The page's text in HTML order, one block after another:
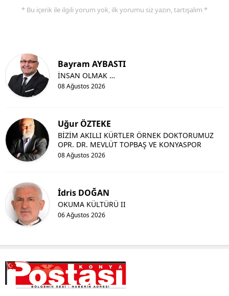
* Bu içerik ile ilgili yorum yok, ilk yorumu siz yazın, tartışalım *
Bayram AYBASTI
08 Ağustos 2026
İNSAN OLMAK …
Uğur ÖZTEKE
08 Ağustos 2026
BİZİM AKILLI KÜRTLER ÖRNEK DOKTORUMUZ
OPR. DR. MEVLÜT TOPBAŞ VE KONYASPOR
İdris DOĞAN
06 Ağustos 2026
OKUMA KÜLTÜRÜ II